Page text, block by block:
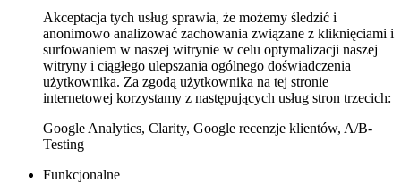
Akceptacja tych usług sprawia, że możemy śledzić i
anonimowo analizować zachowania związane z kliknięciami i
surfowaniem w naszej witrynie w celu optymalizacji naszej
witryny i ciągłego ulepszania ogólnego doświadczenia
użytkownika. Za zgodą użytkownika na tej stronie
internetowej korzystamy z następujących usług stron trzecich:
Google Analytics, Clarity, Google recenzje klientów, A/B-
Testing
Funkcjonalne